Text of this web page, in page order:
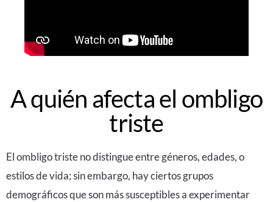
A quién afecta el ombligo
triste
El ombligo triste no distingue entre géneros, edades, o
estilos de vida; sin embargo, hay ciertos grupos
demográficos que son más susceptibles a experimentar